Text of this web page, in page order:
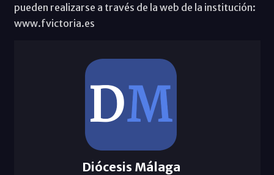
pueden realizarse a través de la web de la institución:
www.fvictoria.es
Diócesis Málaga